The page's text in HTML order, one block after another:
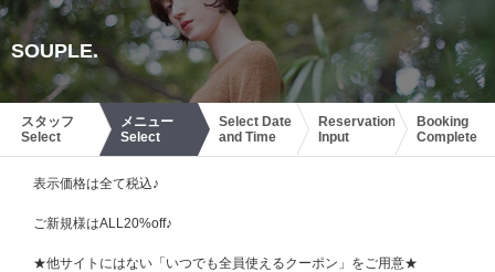
SOUPLE.
スタッフ
Select
メニュー
Select
Select Date
and Time
Reservation
Input
Booking
Complete
表示価格は全て税込♪
ご新規様はALL20%off♪
★他サイトにはない「いつでも全員使えるクーポン」をご用意★